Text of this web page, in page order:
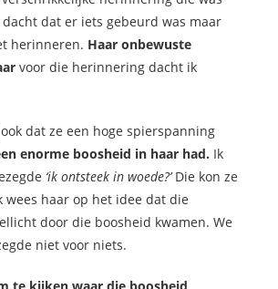
dat er iets gebeurd was maar
herinneren. Haar onbewuste
voor die herinnering dacht ik
dat ze een hoge spierspanning
enorme boosheid in haar had. Ik
‘ik ontsteek in woede?’Die kon ze
wees haar op het idee dat die
door die boosheid kwamen. We
niet voor niets.
te kijken waar die boosheid